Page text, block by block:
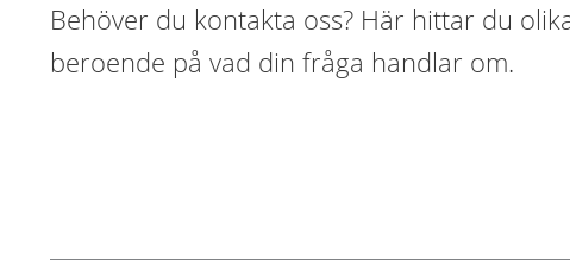
Behöver du kontakta oss? Här hittar du
beroende på vad din fråga handlar om.